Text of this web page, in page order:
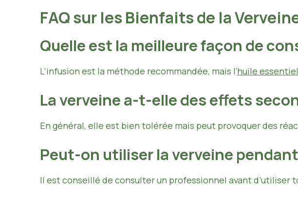
FAQ sur les Bienfaits de la
Quelle est la meilleure façon de
L’infusion est la méthode recommandée, mais l’huile
La verveine a-t-elle des effets
En général, elle est bien tolérée mais peut provoquer des
Peut-on utiliser la verveine
Il est conseillé de consulter un professionnel avant d’utiliser